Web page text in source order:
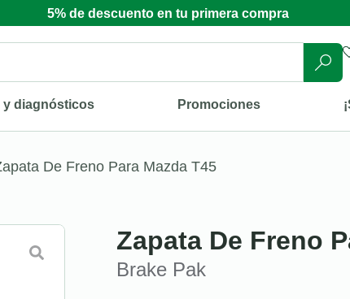
5% de descuento en tu primera compra
y diagnósticos Promociones
De Freno Para Mazda T45
Zapata De Freno
Brake Pak